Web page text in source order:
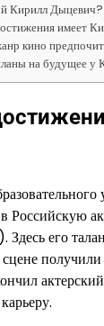
Кирилл Дыцевич?
имеет
кино
на будущее у
Российскую
его